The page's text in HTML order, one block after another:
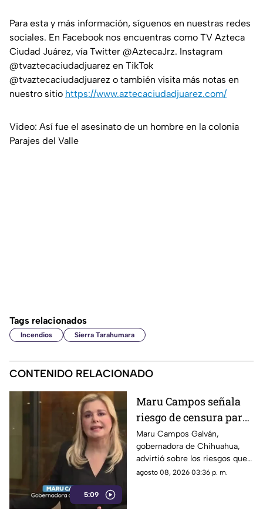
Para esta y más información, síguenos en nuestras redes
sociales. En Facebook nos encuentras como TV Azteca
Ciudad Juárez, vía Twitter @AztecaJrz. Instagram
@tvaztecaciudadjuarez en TikTok
@tvaztecaciudadjuarez o también visita más notas en
nuestro sitio https://www.aztecaciudadjuarez.com/
Video: Así fue el asesinato de un hombre en la colonia
Parajes del Valle
Tags relacionados
Incendios Sierra Tarahumara
CONTENIDO RELACIONADO
5:09
Maru Campos señala
riesgo de censura para
medios y periodistas
ante nuevos
lineamientos de
audiencias
Maru Campos Galván,
gobernadora de Chihuahua,
advirtió sobre los riesgos que
podrían representar los nuevos
agosto 08, 2026 03:36 p. m.